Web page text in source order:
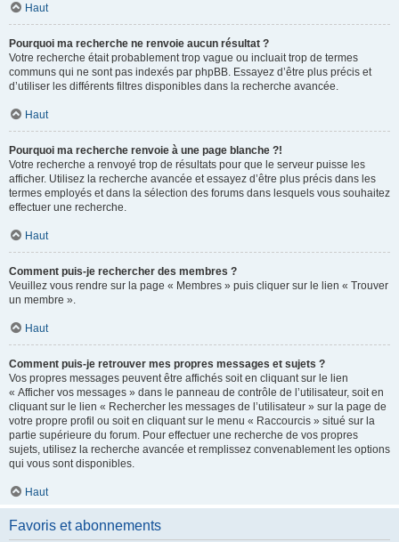
Haut
Pourquoi ma recherche ne renvoie aucun résultat ?
Votre recherche était probablement trop vague ou incluait trop de termes
communs qui ne sont pas indexés par phpBB. Essayez d’être plus précis et
d’utiliser les différents filtres disponibles dans la recherche avancée.
Haut
Pourquoi ma recherche renvoie à une page blanche ?!
Votre recherche a renvoyé trop de résultats pour que le serveur puisse les
afficher. Utilisez la recherche avancée et essayez d’être plus précis dans les
termes employés et dans la sélection des forums dans lesquels vous souhaitez
effectuer une recherche.
Haut
Comment puis-je rechercher des membres ?
Veuillez vous rendre sur la page « Membres » puis cliquer sur le lien « Trouver
un membre ».
Haut
Comment puis-je retrouver mes propres messages et sujets ?
Vos propres messages peuvent être affichés soit en cliquant sur le lien
« Afficher vos messages » dans le panneau de contrôle de l’utilisateur, soit en
cliquant sur le lien « Rechercher les messages de l’utilisateur » sur la page de
votre propre profil ou soit en cliquant sur le menu « Raccourcis » situé sur la
partie supérieure du forum. Pour effectuer une recherche de vos propres
sujets, utilisez la recherche avancée et remplissez convenablement les options
qui vous sont disponibles.
Haut
Favoris et abonnements